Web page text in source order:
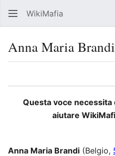
WikiMafia
Anna Maria Brandi
Questa voce necessita
aiutare
Anna Maria Brandi (Belgio,